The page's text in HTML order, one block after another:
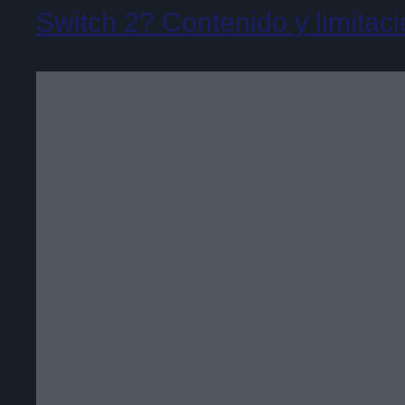
Switch 2? Contenido y